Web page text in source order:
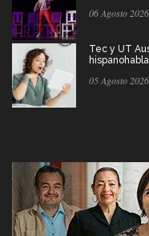
06 Agosto 2026
Tec y UT
05 Agosto 2026